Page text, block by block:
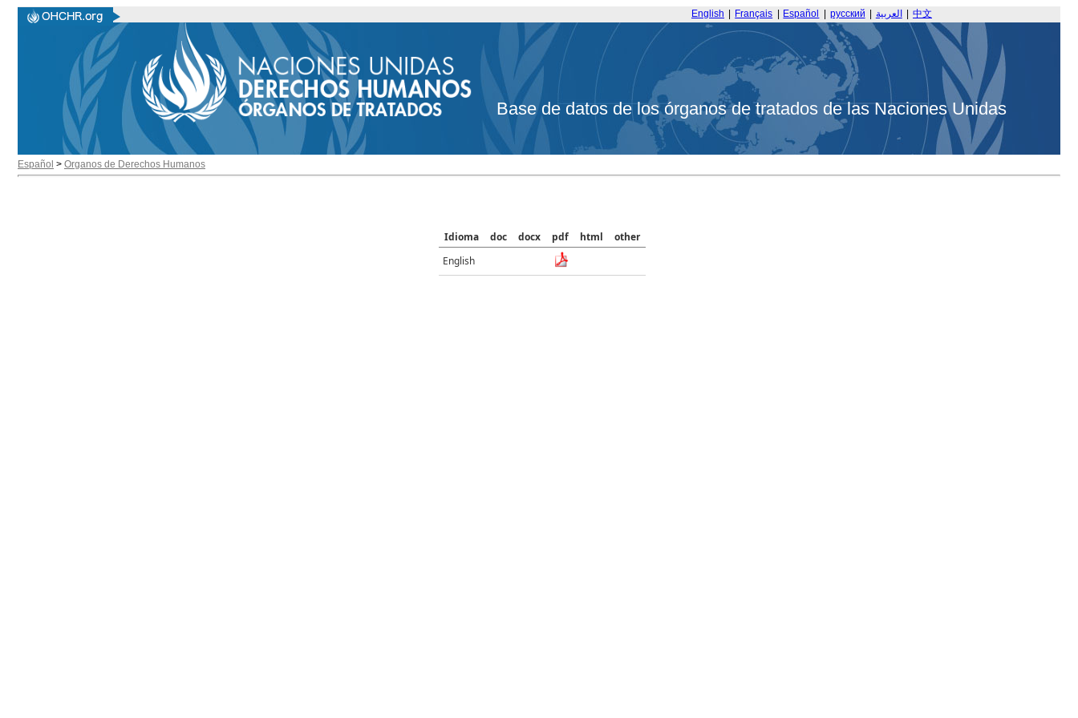
English Français Español русский العربية 中文
Base de datos de los órganos de tratados de las Naciones Unidas
Español > Organos de Derechos Humanos
Idioma doc docx pdf html
other
English